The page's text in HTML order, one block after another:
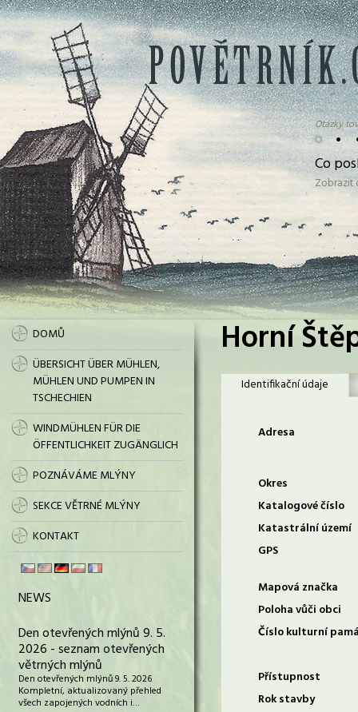
• •
Otázky
Co
DOMŮ
ÜBERSICHT ÜBER MÜHLEN,
MÜHLEN UND PUMPEN IN
TSCHECHIEN
WINDMÜHLEN FÜR DIE
ÖFFENTLICHKEIT ZUGÄNGLICH
POZNÁVÁME MLÝNY
SEKCE VĚTRNÉ MLÝNY
KONTAKT
NEWS
Den otevřených mlýnů 9. 5.
2026 - seznam otevřených
větrných mlýnů
Den otevřených mlýnů 9. 5. 2026
Kompletní, aktualizovaný přehled
všech zapojených vodních i…
Horní
Identifikační údaje
Adresa
Okres
Katalogové číslo
Katastrální území
GPS
Mapová značka
Poloha vůči obci
Číslo kulturní
Přístupnost
Rok stavby